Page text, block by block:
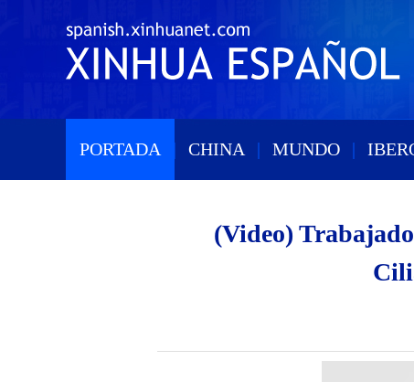
PORTADA | CHINA | MUNDO |
(Video)